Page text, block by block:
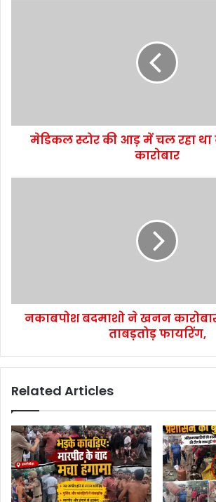
मेडिकल स्टोर की आड़ में चल रहा
कारोबार
नकाबपोश बदमाशो ने खनन
ताबड़तोड़ फायरिंग,
Related Articles